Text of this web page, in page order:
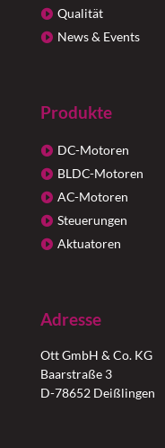
Qualität
News & Events
Produkte
DC-Motoren
BLDC-Motoren
AC-Motoren
Steuerungen
Aktuatoren
Adresse
Ott GmbH & Co. KG
Baarstraße 3
D-78652 Deißlingen